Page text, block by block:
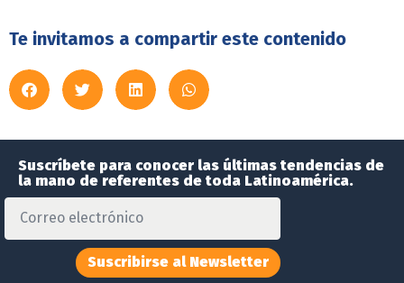
Te invitamos a compartir este contenido
Suscríbete para conocer las últimas tendencias de
la mano de referentes de toda Latinoamérica.
Suscribirse al Newsletter